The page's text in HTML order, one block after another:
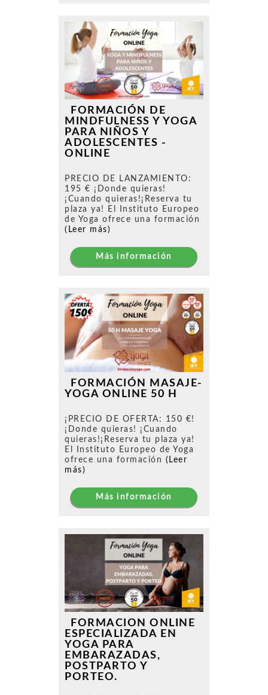
FORMACIÓN DE
MINDFULNESS Y YOGA
PARA NIÑOS Y
ADOLESCENTES -
ONLINE
PRECIO DE LANZAMIENTO:
195 € ¡Donde quieras!
¡Cuando quieras!¡Reserva tu
plaza ya! El Instituto Europeo
de Yoga ofrece una formación
(Leer más)
Más información
FORMACIÓN MASAJE-
YOGA ONLINE 50 H
¡PRECIO DE OFERTA: 150 €!
¡Donde quieras! ¡Cuando
quieras!¡Reserva tu plaza ya!
El Instituto Europeo de Yoga
ofrece una formación (Leer
más)
Más información
FORMACION ONLINE
ESPECIALIZADA EN
YOGA PARA
EMBARAZADAS,
POSTPARTO Y
PORTEO.